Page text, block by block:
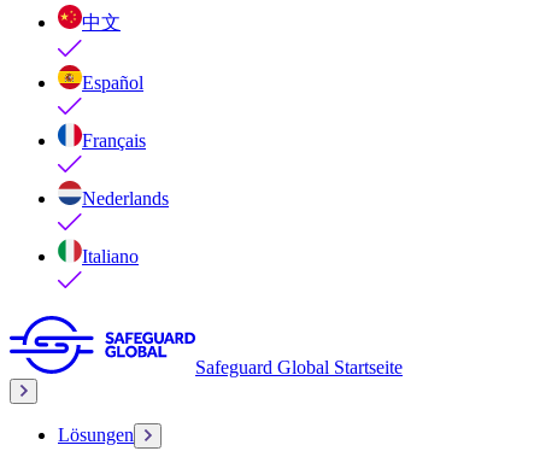
中文
Español
Français
Nederlands
Italiano
Safeguard Global Startseite
Lösungen